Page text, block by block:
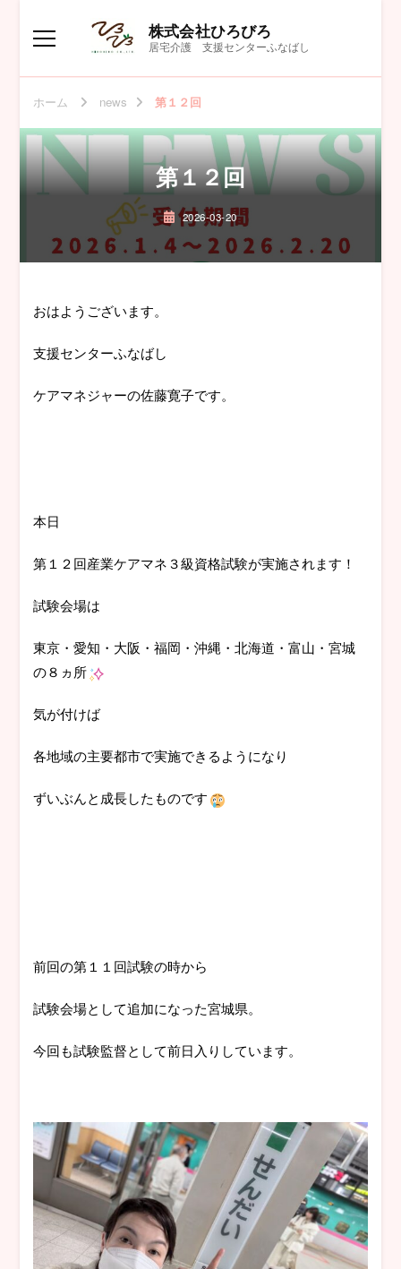
株式会社ひろびろ
居宅介護 支援センターふなばし
ホーム news 第１２回
第１２回
2026-03-20
おはようございます。
支援センターふなばし
ケアマネジャーの佐藤寛子です。
本日
第１２回産業ケアマネ３級資格試験が実施されます！
試験会場は
東京・愛知・大阪・福岡・沖縄・北海道・富山・宮城
の８ヵ所
気が付けば
各地域の主要都市で実施できるようになり
ずいぶんと成長したものです
前回の第１１回試験の時から
試験会場として追加になった宮城県。
今回も試験監督として前日入りしています。